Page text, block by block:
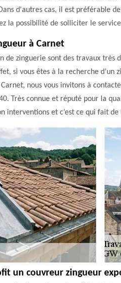
d'autres cas, il est préférable
la possibilité de solliciter le
à Carnet
de zinguerie sont des travaux
si vous êtes à la recherche
nous vous invitons à
Très connue et réputé pour la
interventions et c’est ce qui fait
un couvreur zingueur